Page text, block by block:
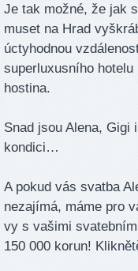
Je tak možné, že jak
muset na Hrad
úctyhodnou
superluxusního
hostina.
Snad jsou Alena, Gigi
kondici…
A pokud vás svatba
nezajímá, máme pro
vy s vašimi
150 000 korun!